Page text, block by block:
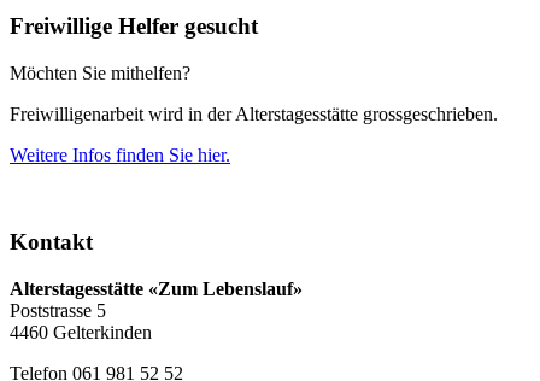
Freiwillige Helfer gesucht
Möchten Sie mithelfen?
Freiwilligenarbeit wird in der Alterstagesstätte grossgeschrieben.
Weitere Infos finden Sie hier.
Kontakt
Alterstagesstätte «Zum Lebenslauf»
Poststrasse 5
4460 Gelterkinden
Telefon 061 981 52 52